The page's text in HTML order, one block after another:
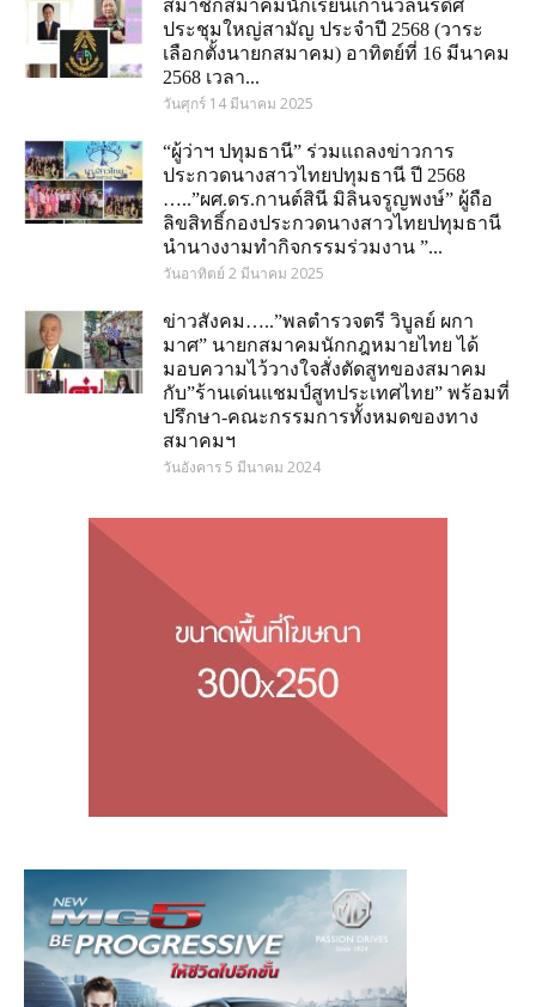
สมาชิกสมาคมนักเรียนเก่านวลนรดิศ
ประชุมใหญ่สามัญ ประจำปี 2568 (วาระ
เลือกตั้งนายกสมาคม) อาทิตย์ที่ 16 มีนาคม
2568 เวลา...
วันศุกร์ 14 มีนาคม 2025
“ผู้ว่าฯ ปทุมธานี” ร่วมแถลงข่าวการ
ประกวดนางสาวไทยปทุมธานี ปี 2568
…..”ผศ.ดร.กานต์สินี มิลินจรูญพงษ์” ผู้ถือ
ลิขสิทธิ์กองประกวดนางสาวไทยปทุมธานี
นำนางงามทำกิจกรรมร่วมงาน ”...
วันอาทิตย์ 2 มีนาคม 2025
ข่าวสังคม…..”พลตำรวจตรี วิบูลย์ ผกา
มาศ” นายกสมาคมนักกฎหมายไทย ได้
มอบความไว้วางใจสั่งตัดสูทของสมาคม
กับ”ร้านเด่นแชมป์สูทประเทศไทย” พร้อมที่
ปรึกษา-คณะกรรมการทั้งหมดของทาง
สมาคมฯ
วันอังคาร 5 มีนาคม 2024